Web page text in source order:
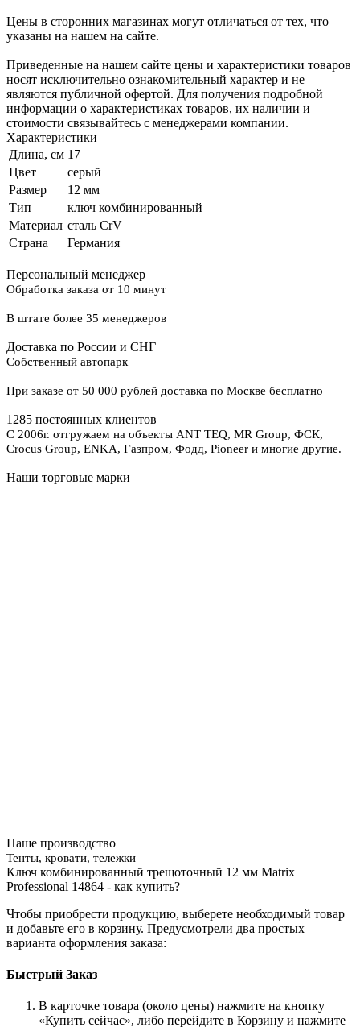
Цены в сторонних магазинах могут отличаться от тех, что
указаны на нашем на сайте.
Приведенные на нашем сайте цены и характеристики товаров
носят исключительно ознакомительный характер и не
являются публичной офертой. Для получения подробной
информации о характеристиках товаров, их наличии и
стоимости связывайтесь с менеджерами компании.
Характеристики
Длина, см 17
Цвет
серый
Размер
12 мм
Тип
ключ комбинированный
Материал сталь CrV
Страна
Германия
Персональный менеджер
Обработка заказа от 10 минут
В штате более 35 менеджеров
Доставка по России и СНГ
Собственный автопарк
При заказе от 50 000 рублей доставка по Москве бесплатно
1285 постоянных клиентов
С 2006г. отгружаем на объекты ANT TEQ, MR Group, ФСК,
Crocus Group, ENKA, Газпром, Фодд, Pioneer и многие другие.
Наши торговые марки
Наше производство
Тенты, кровати, тележки
Ключ комбинированный трещоточный 12 мм Matrix
Professional 14864 - как купить?
Чтобы приобрести продукцию, выберете необходимый товар
и добавьте его в корзину. Предусмотрели два простых
варианта оформления заказа:
Быстрый Заказ
В карточке товара (около цены) нажмите на кнопку
«Купить сейчас», либо перейдите в Корзину и нажмите